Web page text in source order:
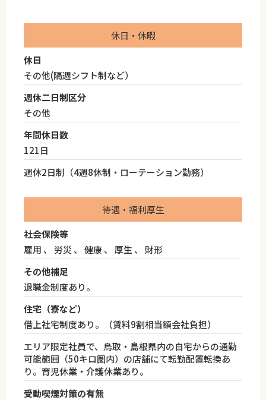
休日・休暇
休日
その他(隔週シフト制など）
週休二日制区分
その他
年間休日数
121日
週休2日制（4週8休制・ローテーション勤務）
待遇・福利厚生
社会保険等
雇用 、 労災 、 健康 、 厚生 、 財形
その他補足
退職金制度あり。
住宅（寮など）
借上社宅制度あり。（賃料9割相当額会社負担）
エリア限定社員で、鳥取・島根県内の自宅からの通勤
可能範囲（50キロ圏内）の店舗にて転勤配置転換あ
り。育児休業・介護休業あり。
受動喫煙対策の有無